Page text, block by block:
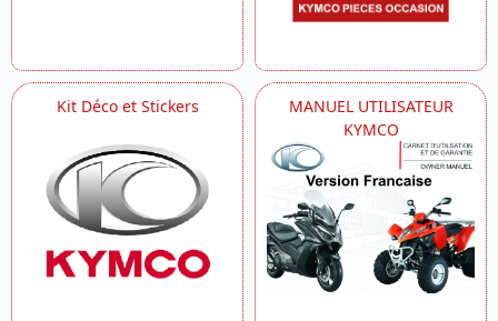
Kit Déco et Stickers
MANUEL UTILISATEUR
KYMCO